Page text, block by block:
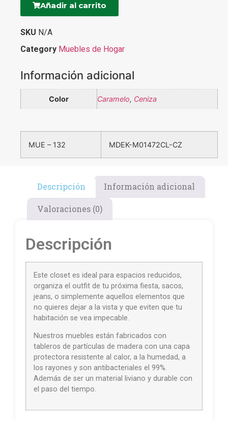
Añadir al carrito
SKU N/A
Category Muebles de Hogar
Información adicional
Color Caramelo, Ceniza
MUE – 132 MDEK-M01472CL-CZ
Descripción Información adicional
Valoraciones (0)
Descripción
Este closet es ideal para espacios reducidos,
organiza el outfit de tu próxima fiesta, sacos,
jeans, o simplemente aquellos elementos que
no quieres dejar a la vista y que eviten que tu
habitación se vea impecable.
Nuestros muebles están fabricados con
tableros de partículas de madera con una capa
protectora resistente al calor, a la humedad, a
los rayones y son antibacteriales el 99%.
Además de ser un material liviano y durable con
el paso del tiempo.